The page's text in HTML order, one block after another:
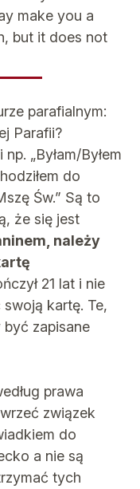
make you a
but it does not
parafialnym:
Parafii?
„Byłam/Byłem
do
Św.” Są to
że się jest
należy
21 lat i nie
kartę. Te,
zapisane
prawa
związek
do
a nie są
tych